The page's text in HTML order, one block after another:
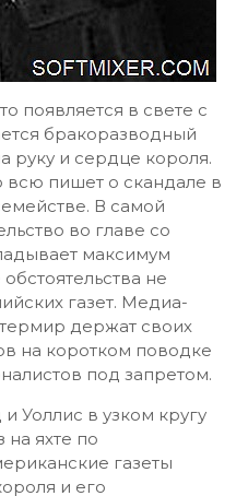
появляется в свете с
бракоразводный
руку и сердце короля.
всю пишет о скандале в
В самой
во главе со
максимум
не
газет. Медиа-
держат своих
на коротком поводке
под запретом.
Уоллис в узком кругу
яхте по
газеты
и его